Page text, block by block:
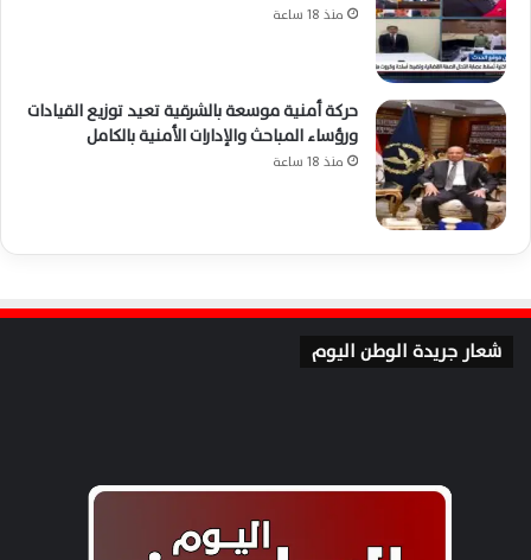
منذ 18 ساعة
حركة أمنية موسعة بالشرقية تعيد توزيع القيادات
ورؤساء المباحث والإدارات الأمنية بالكامل
منذ 18 ساعة
شعار جريدة الوطن اليوم